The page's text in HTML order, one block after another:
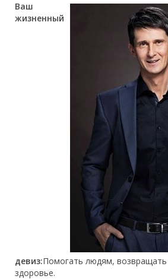
Ваш
жизненный
девиз:Помогать людям, возвращать
здоровье.